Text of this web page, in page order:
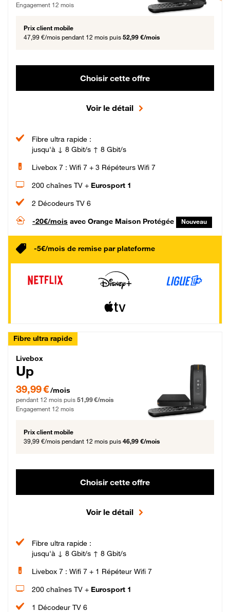
Engagement 12 mois
Prix client mobile
47,99 €/mois pendant 12 mois puis 52,99 €/mois
Choisir cette offre
Voir le détail
Fibre ultra rapide :
jusqu'à ↓ 8 Gbit/s ↑ 8 Gbit/s
Livebox 7 : Wifi 7 + 3 Répéteurs Wifi 7
200 chaînes TV + Eurosport 1
2 Décodeurs TV 6
-20€/mois avec Orange Maison Protégée Nouveau
-5€/mois de remise par plateforme
Fibre ultra rapide
Livebox Up Fibre
Livebox
Up
39,99 € par mois pendant 12 mois puis 51,99 € par mois, Engagement 12 mois
39,99 €/mois
pendant 12 mois puis 51,99 €/mois
Engagement 12 mois
Prix client mobile
39,99 €/mois pendant 12 mois puis 46,99 €/mois
Choisir cette offre
Voir le détail
Fibre ultra rapide :
jusqu'à ↓ 8 Gbit/s ↑ 8 Gbit/s
Livebox 7 : Wifi 7 + 1 Répéteur Wifi 7
200 chaînes TV + Eurosport 1
1 Décodeur TV 6